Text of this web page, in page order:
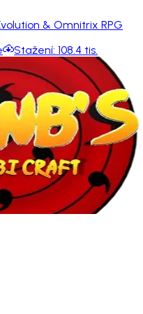
& Omnitrix RPG
Stažení: 108.4 tis.